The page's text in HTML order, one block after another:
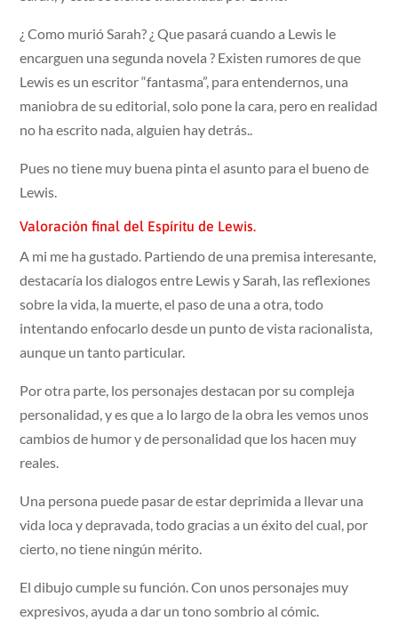
¿ Como murió Sarah? ¿ Que pasará cuando a Lewis le
encarguen una segunda novela ? Existen rumores de que
Lewis es un escritor “fantasma”, para entendernos, una
maniobra de su editorial, solo pone la cara, pero en realidad
no ha escrito nada, alguien hay detrás..
Pues no tiene muy buena pinta el asunto para el bueno de
Lewis.
Valoración final del Espíritu de Lewis.
A mi me ha gustado. Partiendo de una premisa interesante,
destacaría los dialogos entre Lewis y Sarah, las reflexiones
sobre la vida, la muerte, el paso de una a otra, todo
intentando enfocarlo desde un punto de vista racionalista,
aunque un tanto particular.
Por otra parte, los personajes destacan por su compleja
personalidad, y es que a lo largo de la obra les vemos unos
cambios de humor y de personalidad que los hacen muy
reales.
Una persona puede pasar de estar deprimida a llevar una
vida loca y depravada, todo gracias a un éxito del cual, por
cierto, no tiene ningún mérito.
El dibujo cumple su función. Con unos personajes muy
expresivos, ayuda a dar un tono sombrio al cómic.